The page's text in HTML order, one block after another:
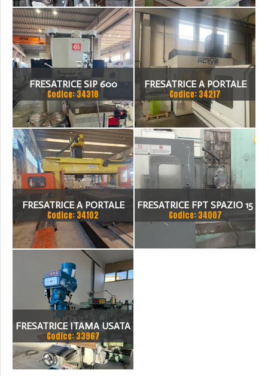
FRESATRICE SIP 600
Codice: 34318
FRESATRICE A PORTALE
ACTIVE FIVE 3000
Codice: 34217
FRESATRICE A PORTALE
NORMA
Codice: 34102
FRESATRICE FPT SPAZIO 15
Codice: 34007
FRESATRICE ITAMA USATA
Codice: 33967